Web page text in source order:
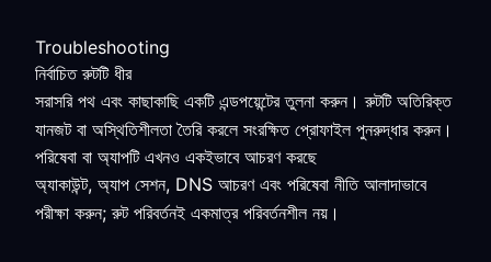
Troubleshooting
নির্বাচিত রুটটি ধীর
সরাসরি পথ এবং কাছাকাছি একটি এন্ডপয়েন্টের তুলনা করুন। রুটটি অতিরিক্ত
যানজট বা অস্থিতিশীলতা তৈরি করলে সংরক্ষিত প্রোফাইল পুনরুদ্ধার করুন।
পরিষেবা বা অ্যাপটি এখনও একইভাবে আচরণ করছে
অ্যাকাউন্ট, অ্যাপ সেশন, DNS আচরণ এবং পরিষেবা নীতি আলাদাভাবে
পরীক্ষা করুন; রুট পরিবর্তনই একমাত্র পরিবর্তনশীল নয়।